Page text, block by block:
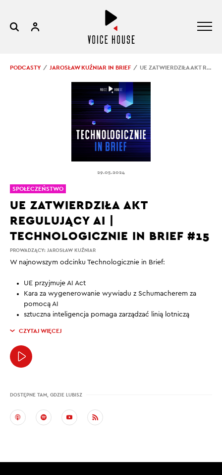
PODCASTY JAROSŁAW KUŹNIAR IN BRIEF UE ZATWIERDZIŁA AKT REGULUJĄCY AI | TECHNOLOGICZNIE IN BRIEF #15
29.05.2024
PROWADZĄCY: JAROSŁAW KUŹNIAR
UE ZATWIERDZIŁA AKT
REGULUJĄCY AI |
TECHNOLOGICZNIE IN BRIEF #15
W najnowszym odcinku Technologicznie in Brief:
UE przyjmuje AI Act
Kara za wygenerowanie wywiadu z Schumacherem za
pomocą AI
sztuczna inteligencja pomaga zarządzać linią lotniczą
CZYTAJ WIĘCEJ
DOSTĘPNE TAM, GDZIE LUBISZ
SPOŁECZEŃSTWO